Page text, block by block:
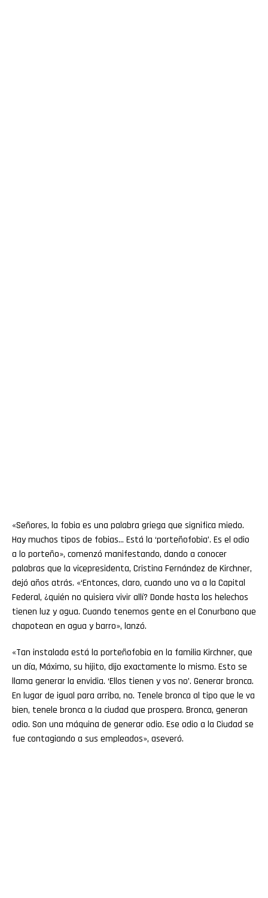
«Señores, la fobia es una palabra griega que significa miedo.
Hay muchos tipos de fobias… Está la ‘porteñofobia’. Es el odio
a lo porteño», comenzó manifestando, dando a conocer
palabras que la vicepresidenta, Cristina Fernández de Kirchner,
dejó años atrás. «‘Entonces, claro, cuando uno va a la Capital
Federal, ¿quién no quisiera vivir allí? Donde hasta los helechos
tienen luz y agua. Cuando tenemos gente en el Conurbano que
chapotean en agua y barro», lanzó.
«Tan instalada está la porteñofobia en la familia Kirchner, que
un día, Máximo, su hijito, dijo exactamente lo mismo. Esto se
llama generar la envidia. ‘Ellos tienen y vos no’. Generar bronca.
En lugar de igual para arriba, no. Tenele bronca al tipo que le va
bien, tenele bronca a la ciudad que prospera. Bronca, generan
odio. Son una máquina de generar odio. Ese odio a la Ciudad se
fue contagiando a sus empleados», aseveró.